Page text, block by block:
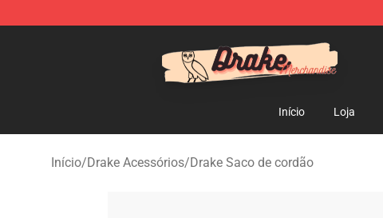
Início Loja
Início/Drake Acessórios/Drake Saco de cordão